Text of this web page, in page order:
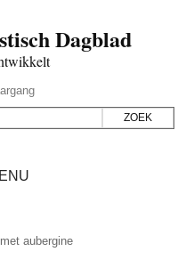
Dagblad
aubergine